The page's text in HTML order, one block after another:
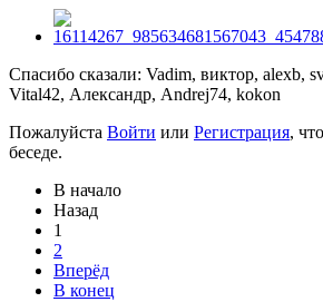
Спасибо сказали: Vadim, виктор, alexb,
Vital42, Александр, Andrej74, kokon
Пожалуйста Войти или Регистрация,
беседе.
В начало
Назад
1
2
Вперёд
В конец